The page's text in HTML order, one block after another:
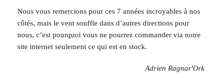
Pardon pour le
dérangement !
Nous vous remercions pour ces 7 années incroyables à nos
côtés, mais le vent souffle dans d’autres directions pour
nous, c’est pourquoi vous ne pourrez commander via notre
site internet seulement ce qui est en stock.
Adrien Ragnar'Ork